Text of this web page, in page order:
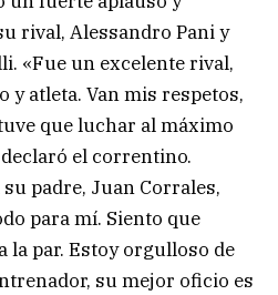
rival, Alessandro Pani y
«Fue un excelente rival,
y atleta. Van mis respetos,
que luchar al máximo
el correntino.
padre, Juan Corrales,
para mí. Siento que
la par. Estoy orgulloso de
su mejor oficio es